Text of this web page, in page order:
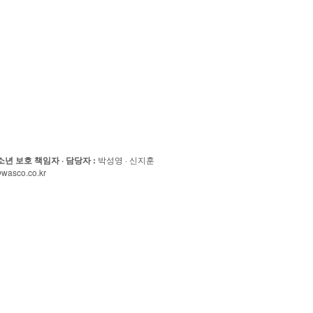
년 보호 책임자 · 담당자: 박성영 · 신지훈